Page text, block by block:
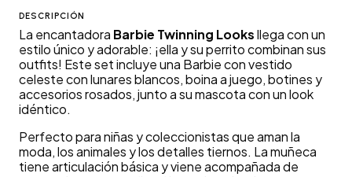
DESCRIPCIÓN
La encantadora Barbie Twinning Looksllega con un
estilo único y adorable: ¡ella y su perrito combinan sus
outfits! Este set incluye una Barbie con vestido
celeste con lunares blancos, boina a juego, botines y
accesorios rosados, junto a su mascota con un look
idéntico.
Perfecto para niñas y coleccionistas que aman la
moda, los animales y los detalles tiernos. La muñeca
tiene articulación básica y viene acompañada de